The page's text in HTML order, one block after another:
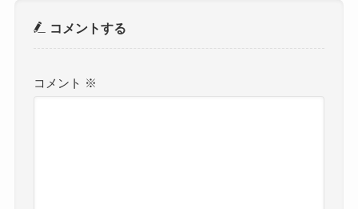
コメントする
コメント ※